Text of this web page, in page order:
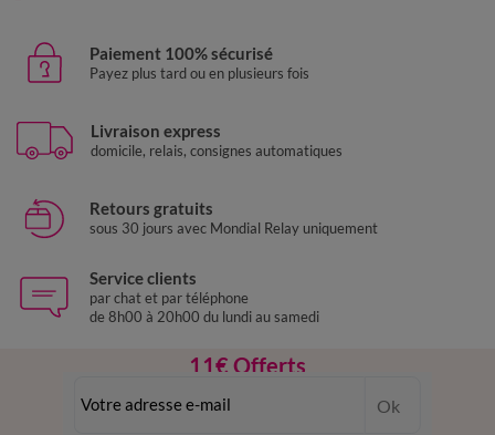
Paiement 100% sécurisé
Payez plus tard ou en plusieurs fois
Livraison express
domicile, relais, consignes automatiques
Retours gratuits
sous 30 jours avec Mondial Relay uniquement
Service clients
par chat et par téléphone
de 8h00 à 20h00 du lundi au samedi
11€ Offerts
en vous inscrivant à la newsletter
Ok